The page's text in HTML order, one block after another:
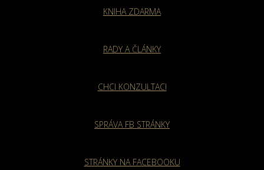
KNIHA ZDARMA
RADY A ČLÁNKY
CHCI KONZULTACI
SPRÁVA FB STRÁNKY
STRÁNKY NA FACEBOOKU